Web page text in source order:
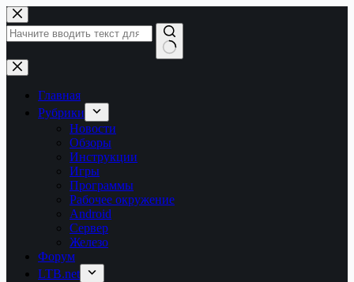
Перейти
к
сути
Ничего
не
найденоГлавная
Рубрики
Новости
Обзоры
Инструкции
Игры
Программы
Рабочее окружение
Android
Сервер
Железо
Форум
LTB.net